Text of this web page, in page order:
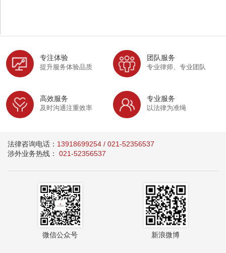
专注体验
提升服务体验品质
团队服务
专业律师、专业团队
高效服务
及时沟通注重效率
专业服务
以法律为准绳
法律咨询电话： 13918699254 / 021-52356537
涉外业务热线： 021-52356537
微信公众号 新浪微博